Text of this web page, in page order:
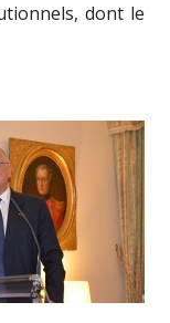
dont le